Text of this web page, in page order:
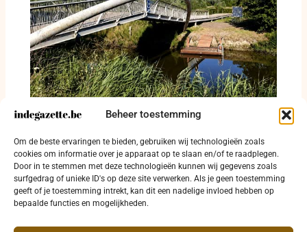
Beheer toestemming
Om de beste ervaringen te bieden, gebruiken wij technologieën zoals
cookies om informatie over je apparaat op te slaan en/of te raadplegen.
Door in te stemmen met deze technologieën kunnen wij gegevens zoals
surfgedrag of unieke ID's op deze site verwerken. Als je geen toestemming
geeft of je toestemming intrekt, kan dit een nadelige invloed hebben op
bepaalde functies en mogelijkheden.
Blauwalgen sluiten zwemzone Drie Mussen
tijdelijk
30 juli 2026